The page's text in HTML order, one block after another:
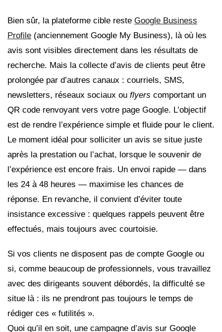
Bien sûr, la plateforme cible reste Google Business
Profile (anciennement Google My Business), là où les
avis sont visibles directement dans les résultats de
recherche. Mais la collecte d’avis de clients peut être
prolongée par d’autres canaux : courriels, SMS,
newsletters, réseaux sociaux ou flyers comportant un
QR code renvoyant vers votre page Google. L’objectif
est de rendre l’expérience simple et fluide pour le client.
Le moment idéal pour solliciter un avis se situe juste
après la prestation ou l’achat, lorsque le souvenir de
l’expérience est encore frais. Un envoi rapide — dans
les 24 à 48 heures — maximise les chances de
réponse. En revanche, il convient d’éviter toute
insistance excessive : quelques rappels peuvent être
effectués, mais toujours avec courtoisie.
Si vos clients ne disposent pas de compte Google ou
si, comme beaucoup de professionnels, vous travaillez
avec des dirigeants souvent débordés, la difficulté se
situe là : ils ne prendront pas toujours le temps de
rédiger ces « futilités ».
Quoi qu’il en soit, une campagne d’avis sur Google